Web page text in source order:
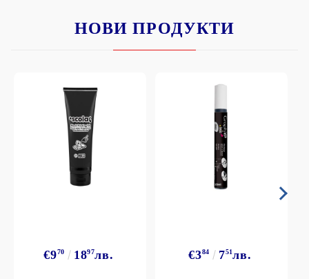
НОВИ ПРОДУКТИ
€970 1897лв. €384 751лв.